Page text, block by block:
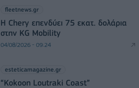
fleetnews.gr
Η Chery επενδύει 75 εκατ. δολάρια
στην KG Mobility
04/08/2026 - 09:24
esteticamagazine.gr
“Kokoon Loutraki Coast”